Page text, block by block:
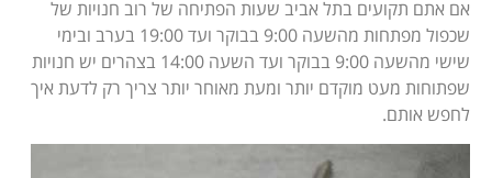
אם אתם תקועים בתל אביב שעות הפתיחה של רוב חנויות של
שכפול מפתחות מהשעה 9:00 בבוקר ועד 19:00 בערב ובימי
שישי מהשעה 9:00 בבוקר ועד השעה 14:00 בצהרים יש חנויות
שפתוחות מעט מוקדם יותר ומעת מאוחר יותר צריך רק לדעת איך
לחפש אותם.